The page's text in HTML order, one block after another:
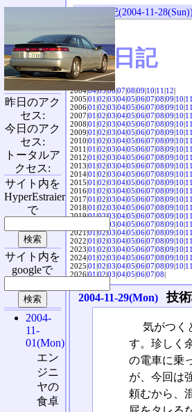
«前の日記(2004-11-28(Sun))
SVX日記
2004|04|05|06|07|08|09|10|11|12|
2005|01|02|03|04|05|06|07|08|09|10|11
2006|01|02|03|04|05|06|07|08|09|10|11
2007|01|02|03|04|05|06|07|08|09|10|11
2008|01|02|03|04|05|06|07|08|09|10|11
2009|01|02|03|04|05|06|07|08|09|10|11
2010|01|02|03|04|05|06|07|08|09|10|11
2011|01|02|03|04|05|06|07|08|09|10|11
2012|01|02|03|04|05|06|07|08|09|10|11
2013|01|02|03|04|05|06|07|08|09|10|11
2014|01|02|03|04|05|06|07|08|09|10|11
2015|01|02|03|04|05|06|07|08|09|10|11
2016|01|02|03|04|05|06|07|08|09|10|11
2017|01|02|03|04|05|06|07|08|09|10|11
2018|01|02|03|04|05|06|07|08|09|10|11
2019|01|02|03|04|05|06|07|08|09|10|11
03|04|05|06|07|08|09|10|11
2021|01|02|03|04|05|06|07|08|09|10|11
2022|01|02|03|04|05|06|07|08|09|10|11
2023|01|02|03|04|05|06|07|08|09|10|11
2024|01|02|03|04|05|06|07|08|09|10|11
2025|01|02|03|04|05|06|07|08|09|10|11
2026|01|02|03|04|05|06|07|08|
2004-11-29(Mon) 技
気がつく
す。珍しく
の電車に乗
が、今回は
頼むから、
昨日のアク
セス:
今日のアク
セス:
トータルア
クセス:
サイト内を
HyperEstraier
で
サイト内を
googleで
2004-
11-
01(Mon)
エン
ジニ
ヤの
食卓